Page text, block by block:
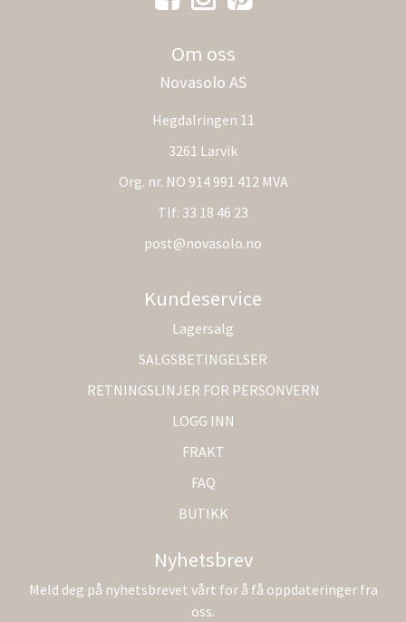
Om oss
Novasolo AS
Hegdalringen 11
3261 Larvik
Org. nr. NO 914 991 412 MVA
Tlf: 33 18 46 23
post@novasolo.no
Kundeservice
Lagersalg
SALGSBETINGELSER
RETNINGSLINJER FOR PERSONVERN
LOGG INN
FRAKT
FAQ
BUTIKK
Nyhetsbrev
Meld deg på nyhetsbrevet vårt for å få oppdateringer fra
oss.